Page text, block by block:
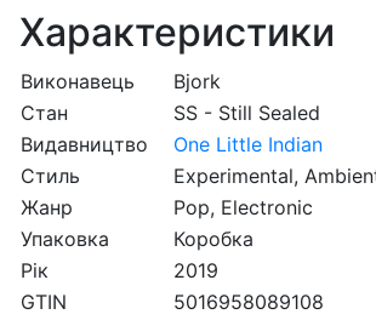
Характеристики
Виконавець
Bjork
Стан
SS - Still Sealed
Видавництво
One Little Indian
Стиль
Experimental,
Жанр
Pop, Electronic
Упаковка
Коробка
Рік
2019
GTIN
5016958089108